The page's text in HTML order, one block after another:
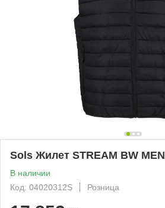
Sols Жилет STREAM BW MEN
В наличии
Код: 04020312S
Розница